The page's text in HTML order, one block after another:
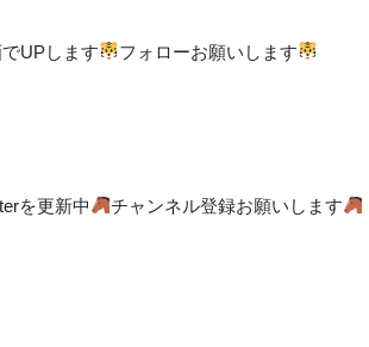
UPします フォローお願いします
を更新中 チャンネル登録お願いします